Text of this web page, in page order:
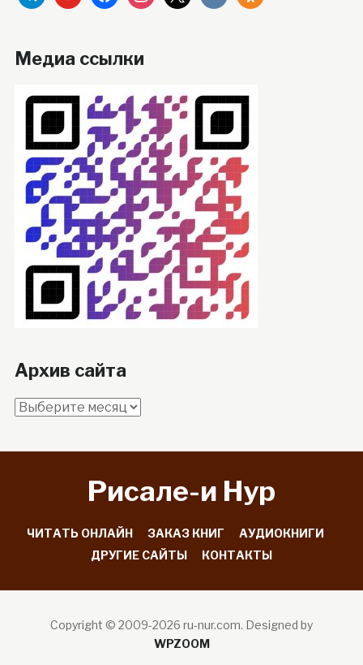
Медиа ссылки
Архив сайта
Архив
Рисале-и Hyp
ЧИТАТЬ ОНЛАЙН ЗАКАЗ КНИГ
АУДИОКНИГИ
ДРУГИЕ САЙТЫ
КОНТАКТЫ
Copyright © 2009-2026 ru-nur.com. Designed by
WPZOOM